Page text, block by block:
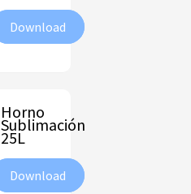
Download
Horno
Sublimación
25L
Download